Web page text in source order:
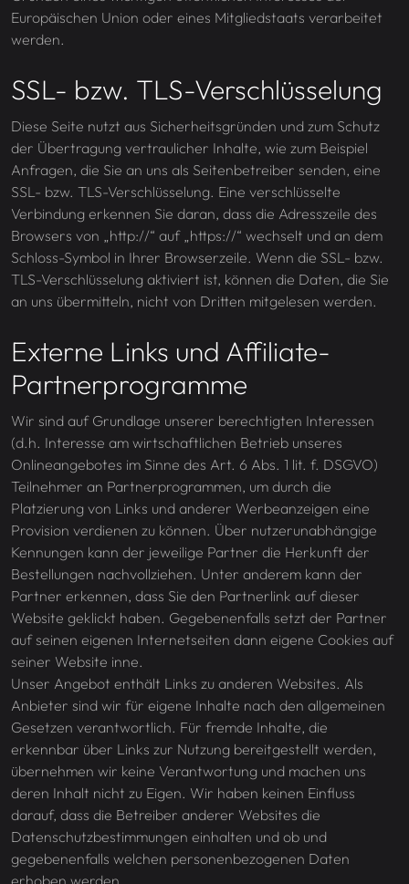
Europäischen Union oder eines Mitgliedstaats verarbeitet
werden.
SSL- bzw. TLS-Verschlüsselung
Diese Seite nutzt aus Sicherheitsgründen und zum Schutz
der Übertragung vertraulicher Inhalte, wie zum Beispiel
Anfragen, die Sie an uns als Seitenbetreiber senden, eine
SSL- bzw. TLS-Verschlüsselung. Eine verschlüsselte
Verbindung erkennen Sie daran, dass die Adresszeile des
Browsers von „http://“ auf „https://“ wechselt und an dem
Schloss-Symbol in Ihrer Browserzeile. Wenn die SSL- bzw.
TLS-Verschlüsselung aktiviert ist, können die Daten, die Sie
an uns übermitteln, nicht von Dritten mitgelesen werden.
Externe Links und Affiliate-
Partnerprogramme
Wir sind auf Grundlage unserer berechtigten Interessen
(d.h. Interesse am wirtschaftlichen Betrieb unseres
Onlineangebotes im Sinne des Art. 6 Abs. 1 lit. f. DSGVO)
Teilnehmer an Partnerprogrammen, um durch die
Platzierung von Links und anderer Werbeanzeigen eine
Provision verdienen zu können. Über nutzerunabhängige
Kennungen kann der jeweilige Partner die Herkunft der
Bestellungen nachvollziehen. Unter anderem kann der
Partner erkennen, dass Sie den Partnerlink auf dieser
Website geklickt haben. Gegebenenfalls setzt der Partner
auf seinen eigenen Internetseiten dann eigene Cookies auf
seiner Website inne.
Unser Angebot enthält Links zu anderen Websites. Als
Anbieter sind wir für eigene Inhalte nach den allgemeinen
Gesetzen verantwortlich. Für fremde Inhalte, die
erkennbar über Links zur Nutzung bereitgestellt werden,
übernehmen wir keine Verantwortung und machen uns
deren Inhalt nicht zu Eigen. Wir haben keinen Einfluss
darauf, dass die Betreiber anderer Websites die
Datenschutzbestimmungen einhalten und ob und
gegebenenfalls welchen personenbezogenen Daten
erhoben werden.